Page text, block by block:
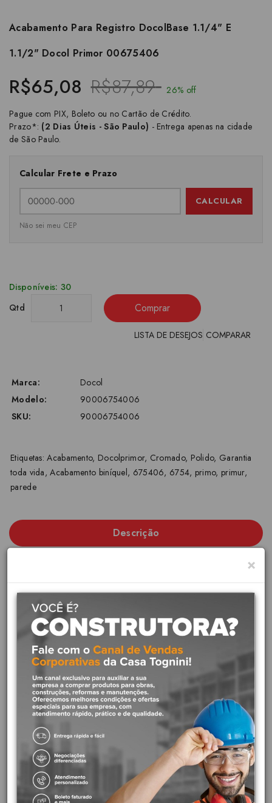
Acabamento Para Registro DocolBase 1.1/4" E
1.1/2" Docol Primor 00675406
R$65,08 R$87,89 26% off
Pague com PIX, Boleto ou no Cartão de Crédito.
Prazo*: (2 Dias Úteis - São Paulo) - Entrega apenas na cidade
de São Paulo.
Calcular Frete e Prazo
CALCULAR
Não sei meu CEP
Disponíveis: 30
Qtd
Comprar
LISTA DE DESEJOS COMPARAR
Marca:
Docol
Modelo:
90006754006
SKU:
90006754006
Etiquetas:Acabamento, Docolprimor, Cromado, Polido, Garantia
toda vida,Acabamento biníquel, 675406, 6754, primo, primur,
parede
Descrição
Docol - Linha PRIMOR
Os principais benefícios da linha Docol Primor são a funcionalidade
e resistência de cada peça. O acabamento para registro da nossa
marca possui a qualidade e confiança da Garantia Toda Vida. Esse
produto possui uma pega facilitada, mesmo com as mãos
ensaboadas ou sujas, pelo seu formato de volante com três pontas.
Diferenciais do produto:
Acabamento mais duradouro:
Acabamento cromado
biníquel de alta durabilidade e maior resistência à corrosão.
Conserva a beleza e o brilho do produto por muito mais
tempo.
Garantia Toda Vida: A primeira marca de metais e louças
×